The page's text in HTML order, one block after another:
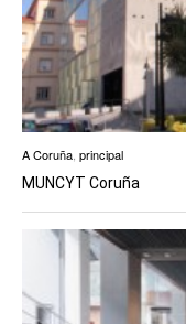
A Coruña principal
MUNCYT Coruña